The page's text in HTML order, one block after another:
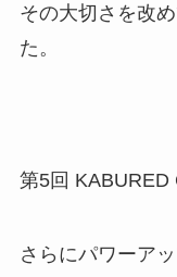
その大切さを改
た。
第5回 KABURED
さらにパワーア